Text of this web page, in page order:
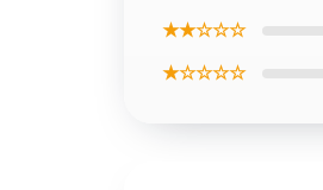
★★☆☆☆
★☆☆☆☆